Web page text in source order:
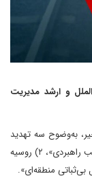
و ارشد مدیریت
به‌وضوح سه تهدید
اصلی را اولویت‌بندی کرده است: ۱) چین به‌عنوان «تنها رقیب راهبردی»، ۲) روسیه